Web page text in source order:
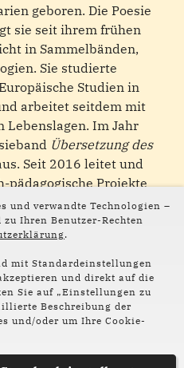
und verwandte Technologien –
Ihren Benutzer-Rechten
.
mit Standardeinstellungen
und direkt auf die
Sie auf „Einstellungen zu
Beschreibung der
und/oder um Ihre Cookie-
geboren. Die Poesie
sie seit ihrem frühen
in Sammelbänden,
Sie studierte
Studien in
arbeitet seitdem mit
Lebenslagen. Im Jahr
Übersetzung des
Seit 2016 leitet und
pädagogische Projekte
nach dem eigenen
. Sie übersetzt Poesie